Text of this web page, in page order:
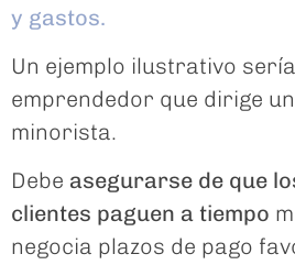
y gastos.
Un ejemplo ilustrativo
emprendedor que dirige
minorista.
Debe asegurarse de que
clientes paguen a tiempo
negocia plazos de pago